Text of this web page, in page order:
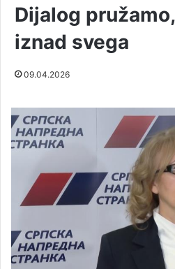
Dijalog
iznad svega
09.04.2026